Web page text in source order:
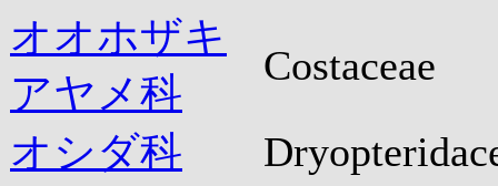
オオホザキ
アヤメ科
Costaceae
オシダ科